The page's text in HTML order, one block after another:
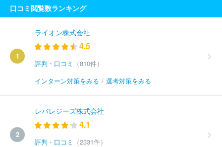
口コミ閲覧数ランキング
1
ライオン株式会社
4.5
評判・口コミ
（810件）
インターン対策をみる / 選考対策をみる
2
レバレジーズ株式会社
4.1
評判・口コミ
（2331件）